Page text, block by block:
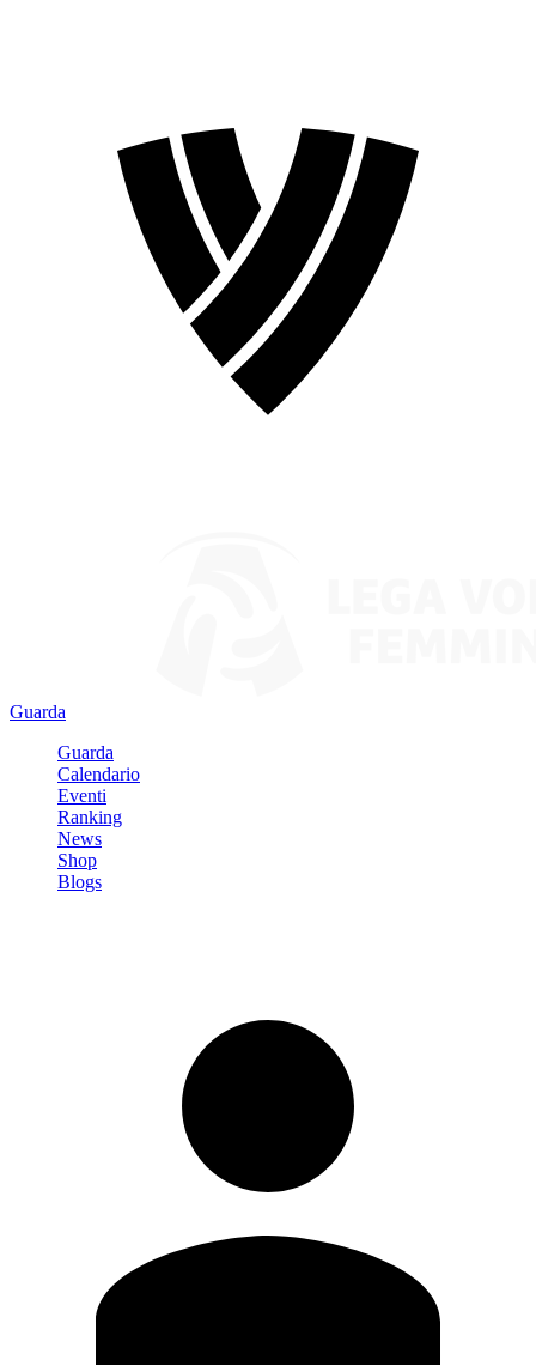
Guarda
Guarda
Calendario
Eventi
Ranking
News
Shop
Blogs